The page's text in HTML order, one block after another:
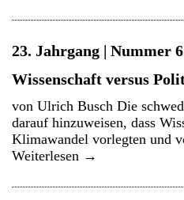
23. Jahrgang | Nummer
Wissenschaft versus
von Ulrich Busch Die
darauf hinzuweisen, dass
Klimawandel vorlegten und
Weiterlesen →